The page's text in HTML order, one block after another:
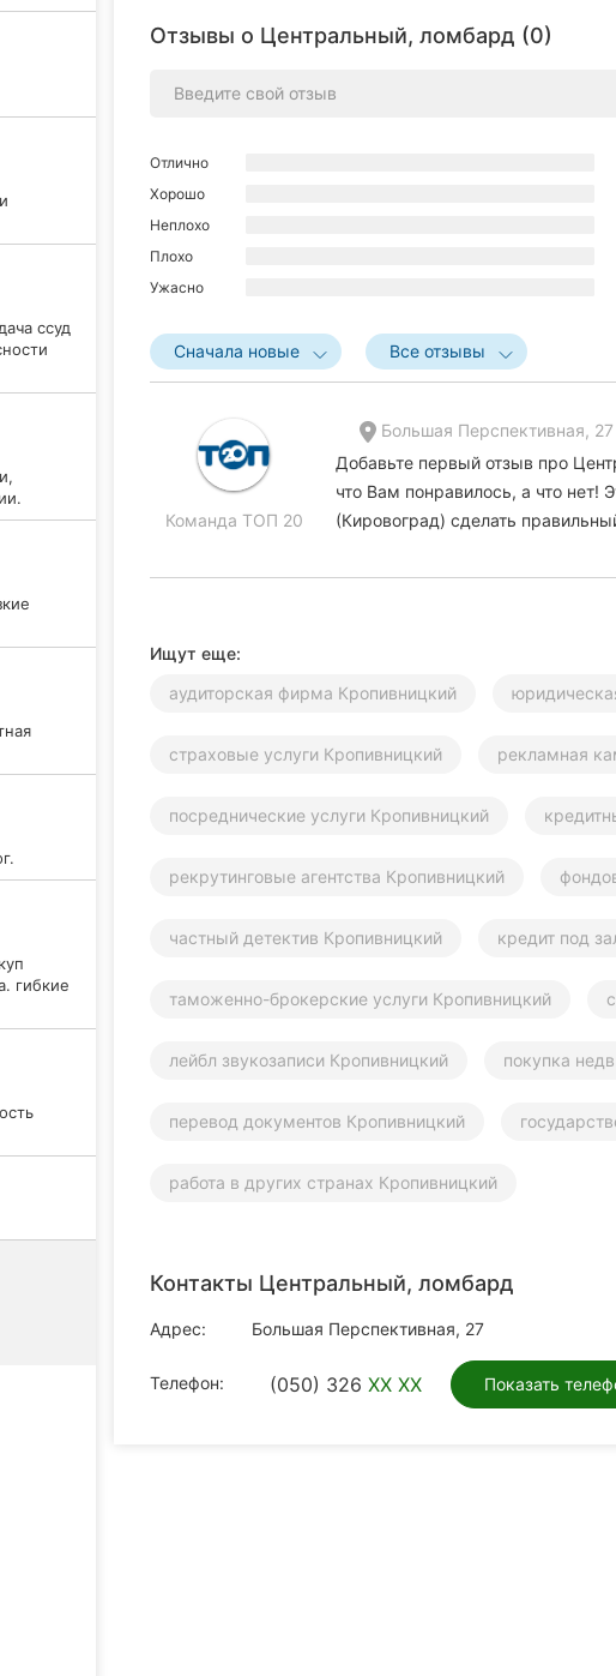
ссуд
гибкие
Отзывы о Центральный, ломбард (0)
Отлично
Хорошо
Неплохо
Плохо
Ужасно
Сначала новые Все отзывы
Команда ТОП 20
Большая Перспективная, 27
Добавьте первый отзыв про
что Вам понравилось, а что
(Кировоград) сделать
Ищут еще:
аудиторская фирма Кропивницкий
страховые услуги Кропивницкий рекламная
посреднические услуги Кропивницкий
рекрутинговые агентства Кропивницкий
частный детектив Кропивницкий кредит под
таможенно-брокерские услуги Кропивницкий
лейбл звукозаписи Кропивницкий покупка
перевод документов Кропивницкий
работа в других странах Кропивницкий
Контакты Центральный, ломбард
Адрес: Большая Перспективная, 27
Телефон: (050) 326 XX XX Показать